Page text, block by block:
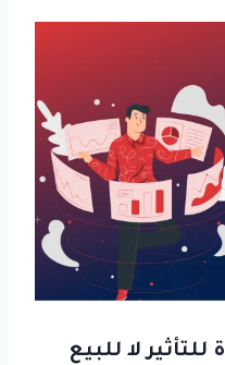
لا للبيع